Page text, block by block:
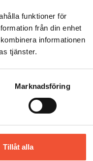
funktioner för
från din enhet
informationen
tjänster.
Marknadsföring
Tillåt alla